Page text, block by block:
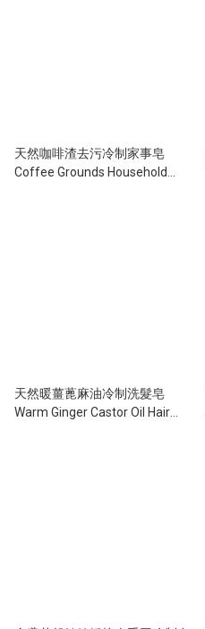
天然咖啡渣去污冷制家事皂
Coffee Grounds Household
天然暖薑蓖麻油冷制洗髮皂
Warm Ginger Castor Oil Hair